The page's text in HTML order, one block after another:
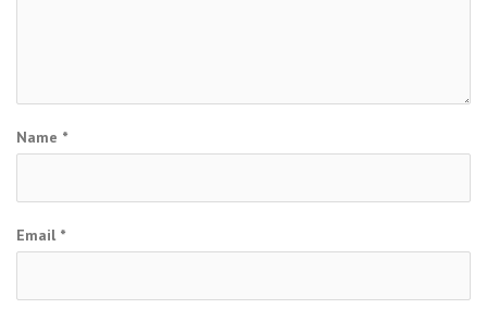
Name *
Email *